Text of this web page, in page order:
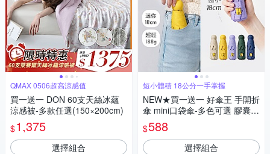
QMAX 0506超高涼感值
買一送一 DON 60支天絲冰蘊
涼感被-多款任選(150×200cm)
$1,375
選擇組合
短小體積 18公分一手掌握
NEW★買一送一 好傘王 手開折
傘 mini口袋傘-多色可選 膠囊
傘/小傘/手開折傘/黑膠布/摺疊
傘/小雨傘/輕量傘/折疊傘/迷你
傘/防曬
$588
選擇組合